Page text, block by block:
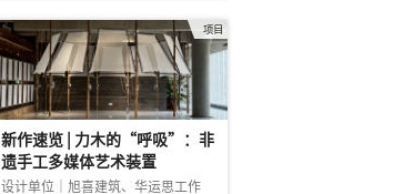
项目
新作速览 | 力木的“呼吸”：非
遗手工多媒体艺术装置
设计单位｜旭喜建筑、华运思工作